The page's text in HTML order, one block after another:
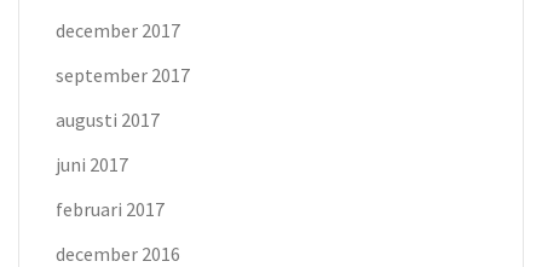
december 2017
september 2017
augusti 2017
juni 2017
februari 2017
december 2016